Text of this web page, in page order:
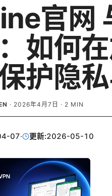
官网
如何
护隐
· 2026年4月7日 · 2 MIN
07· 更新:2026-05-10